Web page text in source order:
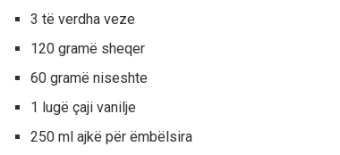
3 të verdha veze
120 gramë sheqer
60 gramë niseshte
1 lugë çaji vanilje
250 ml ajkë për ëmbëlsira